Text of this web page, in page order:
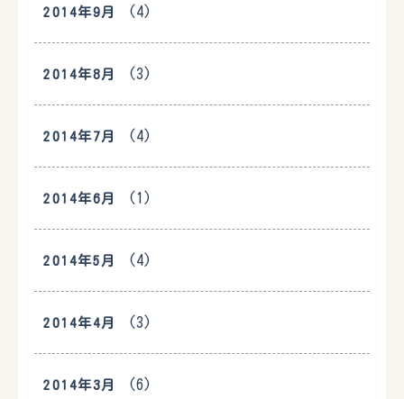
2014年9月 (4)
2014年8月 (3)
2014年7月 (4)
2014年6月 (1)
2014年5月 (4)
2014年4月 (3)
2014年3月 (6)